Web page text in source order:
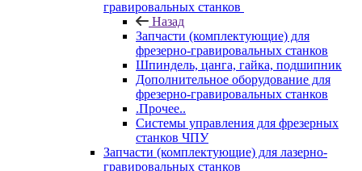
гравировальных станков
Назад
Запчасти (комплектующие) для
фрезерно-гравировальных станков
Шпиндель, цанга, гайка, подшипник
Дополнительное оборудование для
фрезерно-гравировальных станков
.Прочее..
Системы управления для фрезерных
станков ЧПУ
Запчасти (комплектующие) для лазерно-
гравировальных станков